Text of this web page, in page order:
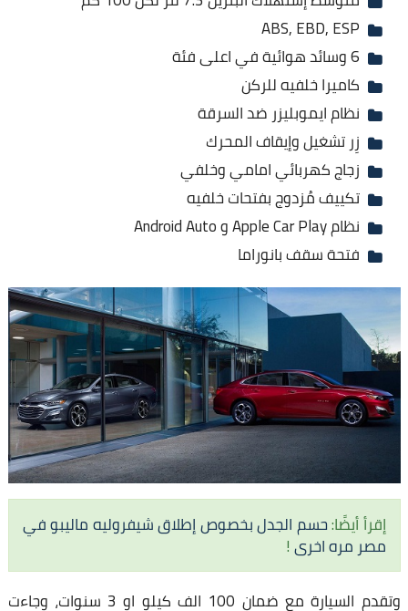
ABS, EBD, ESP
6 وسائد هوائية في اعلى فئة
كاميرا خلفيه للركن
نظام ايموبليزر ضد السرقة
زِر تشغيل وإيقاف المحرك
زجاج كهربائي امامي وخلفي
تكييف مُزدوج بفتحات خلفيه
نظام Apple Car Play و Android Auto
فتحة سقف بانوراما
إقرأ أيضًا:حسم الجدل بخصوص إطلاق شيفروليه ماليبو في
مصر مره اخرى!
وتقدم السيارة مع ضمان 100 الف كيلو او 3 سنوات، وجاءت